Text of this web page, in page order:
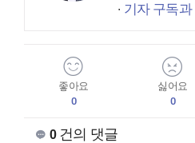
기자 구독과
좋아요
0
싫어요
0
0건의 댓글